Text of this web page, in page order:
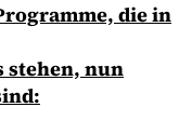
die in
nun